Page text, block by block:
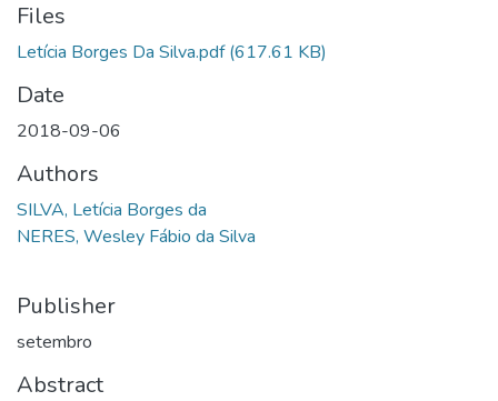
Files
Letícia Borges Da Silva.pdf(617.61 KB)
Date
2018-09-06
Authors
SILVA, Letícia Borges da
NERES, Wesley Fábio da Silva
Publisher
setembro
Abstract